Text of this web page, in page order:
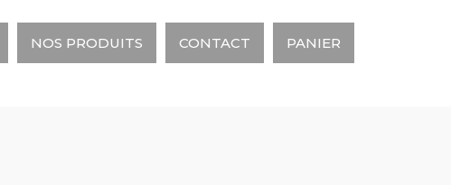
NOS PRODUITS CONTACT PANIER